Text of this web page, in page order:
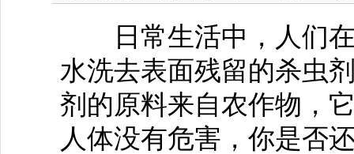
日常生活中，人们在
水洗去表面残留的杀虫
剂的原料来自农作物，
人体没有危害，你是否